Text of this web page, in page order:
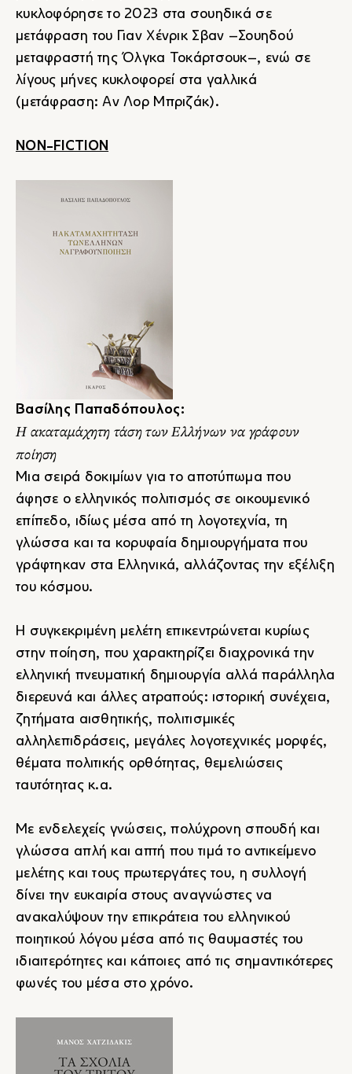
κυκλοφόρησε το 2023 στα σουηδικά σε
μετάφραση του Γιαν Χένρικ Σβαν –Σουηδού
μεταφραστή της Όλγκα Τοκάρτσουκ–, ενώ σε
λίγους μήνες κυκλοφορεί στα γαλλικά
(μετάφραση: Αν Λορ Μπριζάκ).
NON-FICTION
Βασίλης Παπαδόπουλος:
Η ακαταμάχητη τάση των Ελλήνων να γράφουν
ποίηση
Μια σειρά δοκιμίων για το αποτύπωμα που
άφησε ο ελληνικός πολιτισμός σε οικουμενικό
επίπεδο, ιδίως μέσα από τη λογοτεχνία, τη
γλώσσα και τα κορυφαία δημιουργήματα που
γράφτηκαν στα Ελληνικά, αλλάζοντας την εξέλιξη
του κόσμου.
Η συγκεκριμένη μελέτη επικεντρώνεται κυρίως
στην ποίηση, που χαρακτηρίζει διαχρονικά την
ελληνική πνευματική δημιουργία αλλά παράλληλα
διερευνά και άλλες ατραπούς: ιστορική συνέχεια,
ζητήματα αισθητικής, πολιτισμικές
αλληλεπιδράσεις, μεγάλες λογοτεχνικές μορφές,
θέματα πολιτικής ορθότητας, θεμελιώσεις
ταυτότητας κ.α.
Με ενδελεχείς γνώσεις, πολύχρονη σπουδή και
γλώσσα απλή και απτή που τιμά το αντικείμενο
μελέτης και τους πρωτεργάτες του, η συλλογή
δίνει την ευκαιρία στους αναγνώστες να
ανακαλύψουν την επικράτεια του ελληνικού
ποιητικού λόγου μέσα από τις θαυμαστές του
ιδιαιτερότητες και κάποιες από τις σημαντικότερες
φωνές του μέσα στο χρόνο.